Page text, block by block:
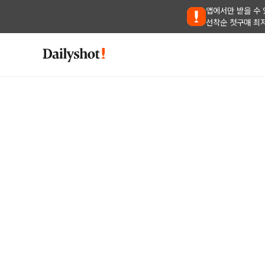
앱에서만 받을 수
선착순 첫구매 최